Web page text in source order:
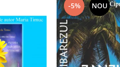
-5% NOU